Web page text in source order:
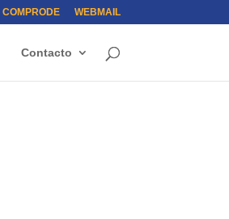
COMPRODE WEBMAIL
Contacto